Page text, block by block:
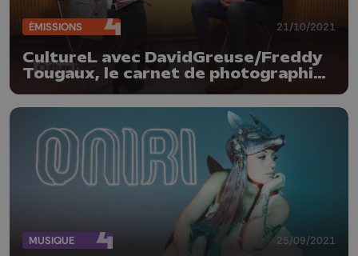
ÉMISSIONS 21/10/2021
CultureL avec DavidGreuse/Freddy
Tougaux, le carnet de photographies
MUSIQUE 25/09/2021